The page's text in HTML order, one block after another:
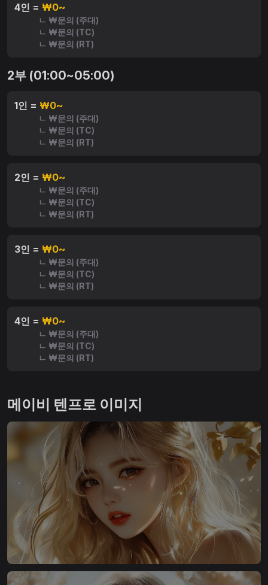
4인 = ₩0~
ㄴ ₩문의 (주대)
ㄴ ₩문의 (TC)
ㄴ ₩문의 (RT)
2부 (01:00~05:00)
1인 = ₩0~
ㄴ ₩문의 (주대)
ㄴ ₩문의 (TC)
ㄴ ₩문의 (RT)
2인 = ₩0~
ㄴ ₩문의 (주대)
ㄴ ₩문의 (TC)
ㄴ ₩문의 (RT)
3인 = ₩0~
ㄴ ₩문의 (주대)
ㄴ ₩문의 (TC)
ㄴ ₩문의 (RT)
4인 = ₩0~
ㄴ ₩문의 (주대)
ㄴ ₩문의 (TC)
ㄴ ₩문의 (RT)
메이비 텐프로 이미지